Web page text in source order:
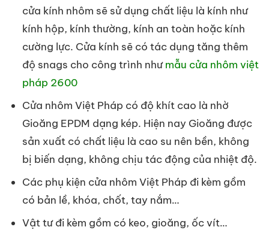
cửa kính nhôm sẽ sử dụng chất liệu là kính như
kính hộp, kính thường, kính an toàn hoặc kính
cường lực. Cửa kính sẽ có tác dụng tăng thêm
độ snags cho công trình nhưmẫu cửa nhôm việt
pháp 2600
Cửa nhôm Việt Pháp có độ khít cao là nhờ
Gioăng EPDM dạng kép. Hiện nay Gioăng được
sản xuất có chất liệu là cao su nên bền, không
bị biến dạng, không chịu tác động của nhiệt độ.
Các phụ kiện cửa nhôm Việt Pháp đi kèm gồm
có bản lề, khóa, chốt, tay nắm…
Vật tư đi kèm gồm có keo, gioăng, ốc vít…